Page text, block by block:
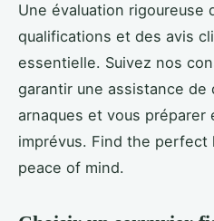
Une évaluation rigoureuse
qualifications et des avis
essentielle. Suivez nos
garantir une assistance de
arnaques et vous préparer
imprévus. Find the
peace of mind.